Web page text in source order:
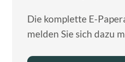
Die komplette E-
melden Sie sich dazu